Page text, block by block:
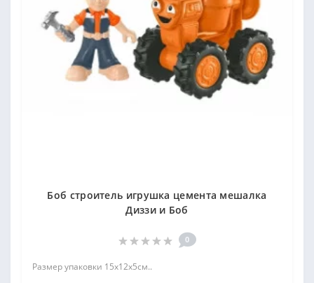
Боб строитель игрушка цемента мешалка
Диззи и Боб
0
Размер упаковки 15х12х5см..